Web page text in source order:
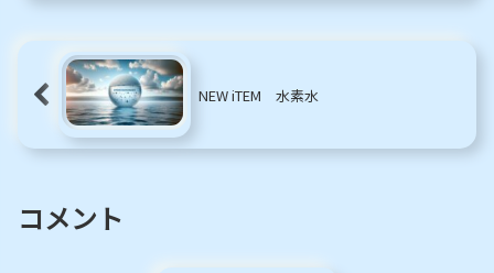
NEW iTEM 水素水
コメント